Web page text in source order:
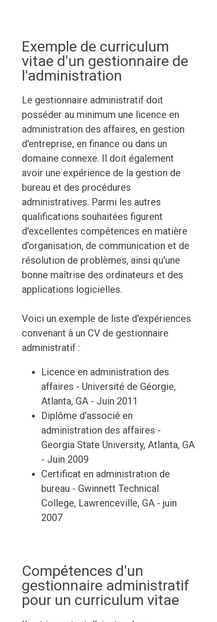
Exemple de curriculum
vitae d'un gestionnaire de
l'administration
Le gestionnaire administratif doit
posséder au minimum une licence en
administration des affaires, en gestion
d'entreprise, en finance ou dans un
domaine connexe. Il doit également
avoir une expérience de la gestion de
bureau et des procédures
administratives. Parmi les autres
qualifications souhaitées figurent
d'excellentes compétences en matière
d'organisation, de communication et de
résolution de problèmes, ainsi qu'une
bonne maîtrise des ordinateurs et des
applications logicielles.
Voici un exemple de liste d'expériences
convenant à un CV de gestionnaire
administratif :
Licence en administration des
affaires - Université de Géorgie,
Atlanta, GA - Juin 2011
Diplôme d'associé en
administration des affaires -
Georgia State University, Atlanta, GA
- Juin 2009
Certificat en administration de
bureau - Gwinnett Technical
College, Lawrenceville, GA - juin
2007
Compétences d'un
gestionnaire administratif
pour un curriculum vitae